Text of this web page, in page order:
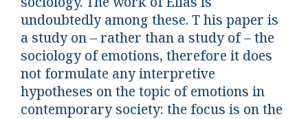
undoubtedly among these. T his paper is
a study on – rather than a study of – the
sociology of emotions, therefore it does
not formulate any interpretive
hypotheses on the topic of emotions in
contemporary society: the focus is on the